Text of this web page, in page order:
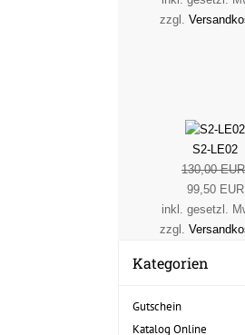
zzgl.
S2-LE02
130,00
99,50 EUR
inkl. gesetzl.
zzgl.
Kategorien
Gutschein
Katalog Online